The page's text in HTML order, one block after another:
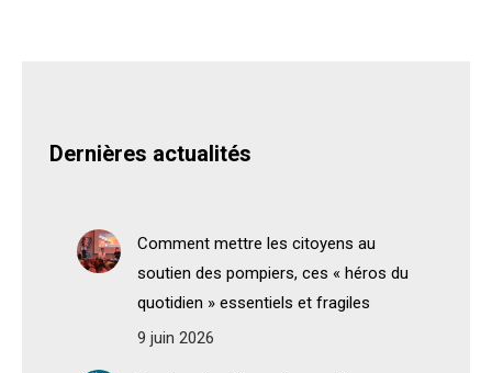
Dernières actualités
Comment mettre les citoyens au
soutien des pompiers, ces « héros du
quotidien » essentiels et fragiles
9 juin 2026